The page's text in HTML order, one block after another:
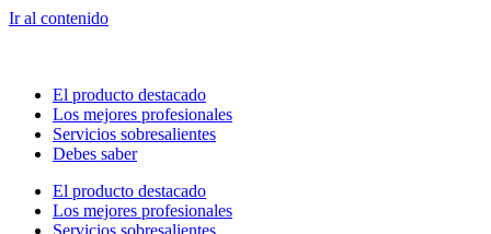
Ir al contenido
El producto destacado
Los mejores profesionales
Servicios sobresalientes
Debes saber
El producto destacado
Los mejores profesionales
Servicios sobresalientes